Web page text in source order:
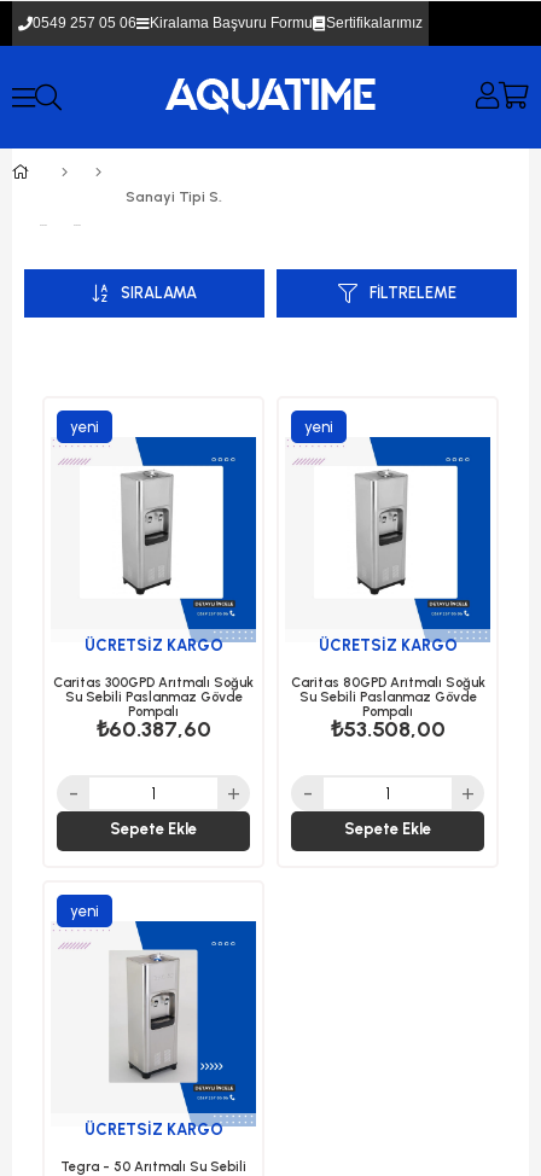
0549 257 05 06 Kiralama Başvuru Formu Sertifikalarımız
Sanayi Tipi Su Sebili
FILTRELEME
SIRALAMA
Caritas 300GPD Arıtmalı Soğuk
Su Sebili Paslanmaz Gövde
Pompalı
₺60.387,60
ÜCRETSIZ KARGO
yeni
ürün
Sepete Ekle
Caritas 80GPD Arıtmalı Soğuk
Su Sebili Paslanmaz Gövde
Pompalı
₺53.508,00
ÜCRETSIZ KARGO
yeni
ürün
Sepete Ekle
Tegra - 50 Arıtmalı Su Sebili
ÜCRETSIZ KARGO
yeni
ürün